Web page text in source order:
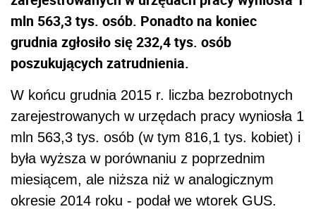
mln 563,3 tys. osób. Ponadto na koniec
grudnia zgłosiło się 232,4 tys. osób
poszukujących zatrudnienia.
W końcu grudnia 2015 r. liczba bezrobotnych
zarejestrowanych w urzędach pracy wyniosła 1
mln 563,3 tys. osób (w tym 816,1 tys. kobiet) i
była wyższa w porównaniu z poprzednim
miesiącem, ale niższa niż w analogicznym
okresie 2014 roku - podał we wtorek GUS.